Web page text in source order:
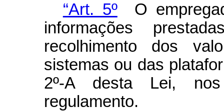
“Art. 5ºO
informações
recolhimento dos
sistemas ou das
2º-A desta Lei,
regulamento.